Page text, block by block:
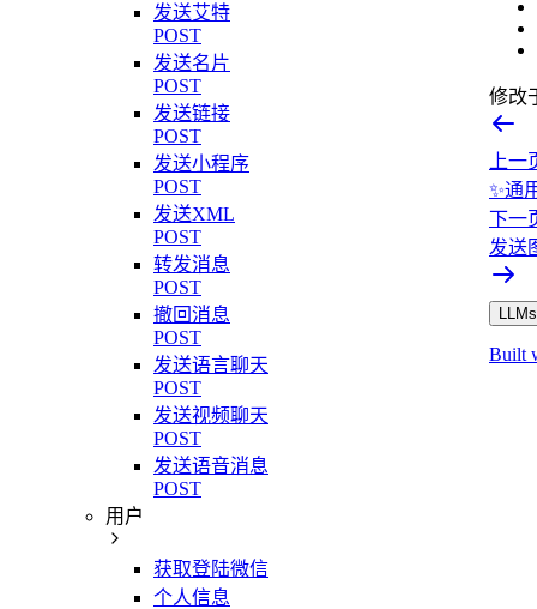
发送艾特
POST
发送名片
POST
发送链接
POST
发送小程序
POST
发送XML
POST
转发消息
POST
撤回消息
POST
发送语言聊天
POST
发送视频聊天
POST
发送语音消息
POST
用户
获取登陆微信
个人信息
修改
上一
✨通
下一
发送
Built